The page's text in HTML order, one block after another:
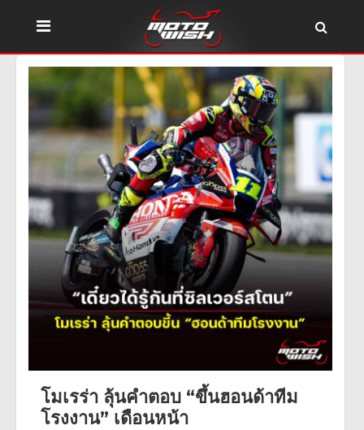
โมเรร่า ลุ้นคำตอบ “ขึ้นฮอนด้าทีม
โรงงาน” เดือนหน้า